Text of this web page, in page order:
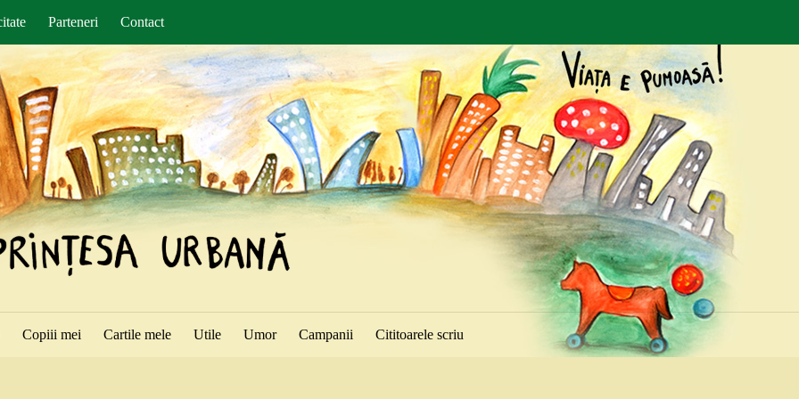
Parteneri Contact
Copiii mei Cartile mele Utile Umor Campanii Cititoarele scriu